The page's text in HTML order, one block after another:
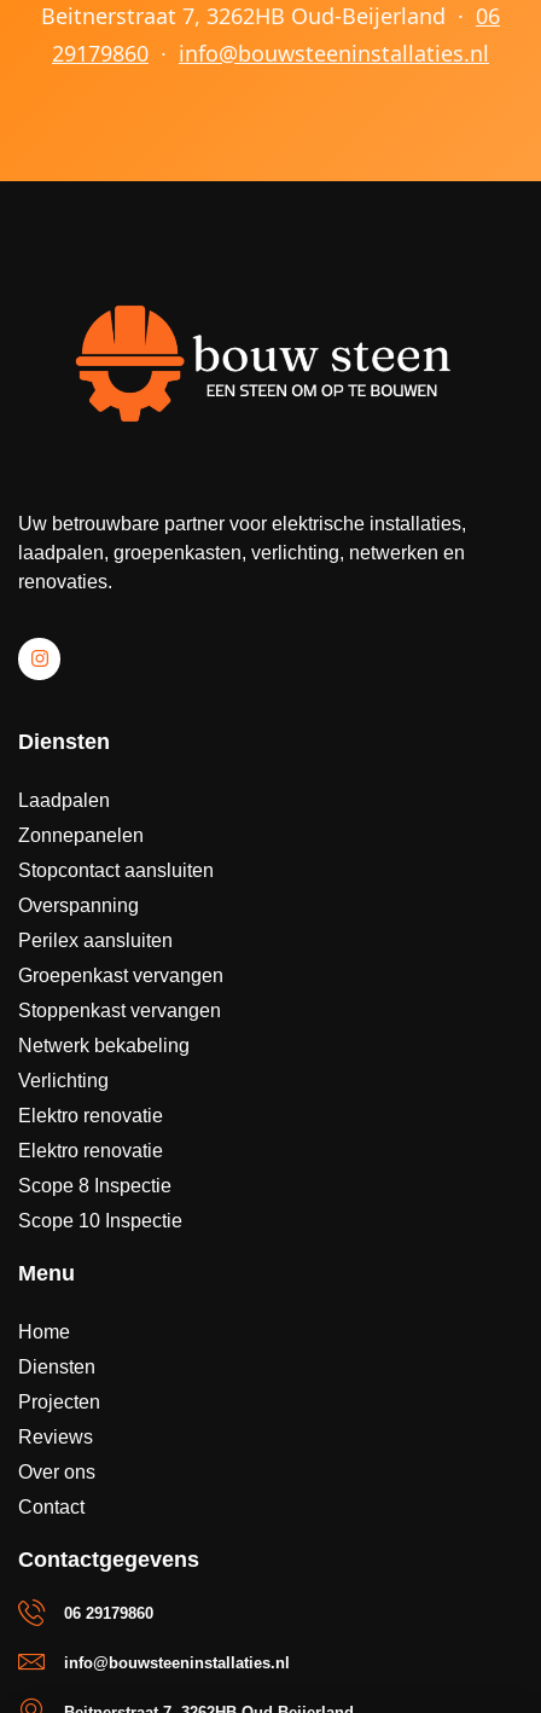
Beitnerstraat 7, 3262HB Oud-Beijerland · 06
29179860 · info@bouwsteeninstallaties.nl
Uw betrouwbare partner voor elektrische installaties,
laadpalen, groepenkasten, verlichting, netwerken en
renovaties.
Diensten
Laadpalen
Zonnepanelen
Stopcontact aansluiten
Overspanning
Perilex aansluiten
Groepenkast vervangen
Stoppenkast vervangen
Netwerk bekabeling
Verlichting
Elektro renovatie
Elektro renovatie
Scope 8 Inspectie
Scope 10 Inspectie
Menu
Home
Diensten
Projecten
Reviews
Over ons
Contact
Contactgegevens
06 29179860
info@bouwsteeninstallaties.nl